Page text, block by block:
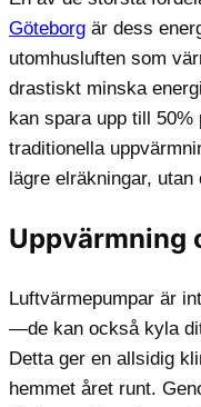
Göteborg är dess
utomhusluften som
drastiskt minska
kan spara upp till
traditionella
lägre elräkningar,
Uppvärmning
Luftvärmepumpar är
—de kan också kyla
Detta ger en allsidig
hemmet året runt.